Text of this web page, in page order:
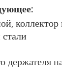
коллектор
держателя